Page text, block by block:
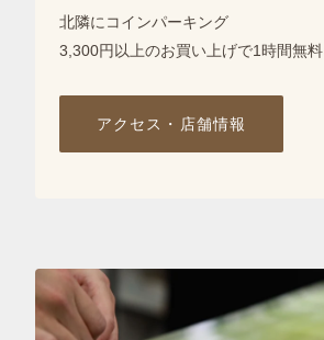
北隣にコインパーキング
3,300円以上のお買い上げで1時間無料
アクセス・店舗情報